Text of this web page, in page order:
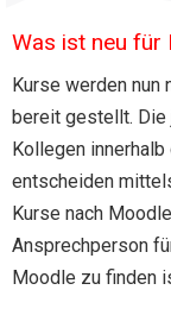
Was ist neu für
Kurse werden nun
bereit gestellt. Die
Kollegen
entscheiden
Kurse nach
Ansprechperson
Moodle zu finden